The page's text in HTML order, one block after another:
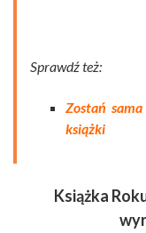
Sprawdź też:
Zostań
książki
Książka